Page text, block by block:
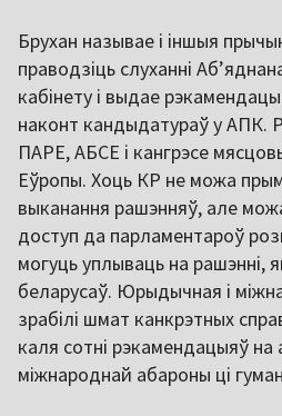
Брухан называе і іншыя
праводзіць слуханні
кабінету і выдае
наконт кандыдатураў у АПК.
ПАРЕ, АБСЕ і кангрэсе
Еўропы. Хоць КР не можа
выканання рашэнняў, але
доступ да парламентароў
могуць уплываць на рашэнні,
беларусаў. Юрыдычная і
зрабілі шмат канкрэтных
каля сотні рэкамендацыяў на
міжнароднай абароны ці